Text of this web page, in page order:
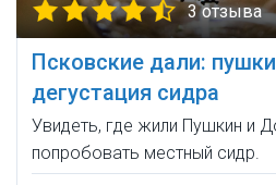
3 отзыва
Псковские дали:
дегустация сидра
Увидеть, где жили Пушкин и
попробовать местный сидр.